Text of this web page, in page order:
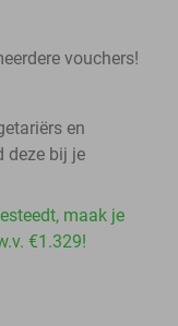
vouchers!
en
deze bij je
maak je
€1.329!